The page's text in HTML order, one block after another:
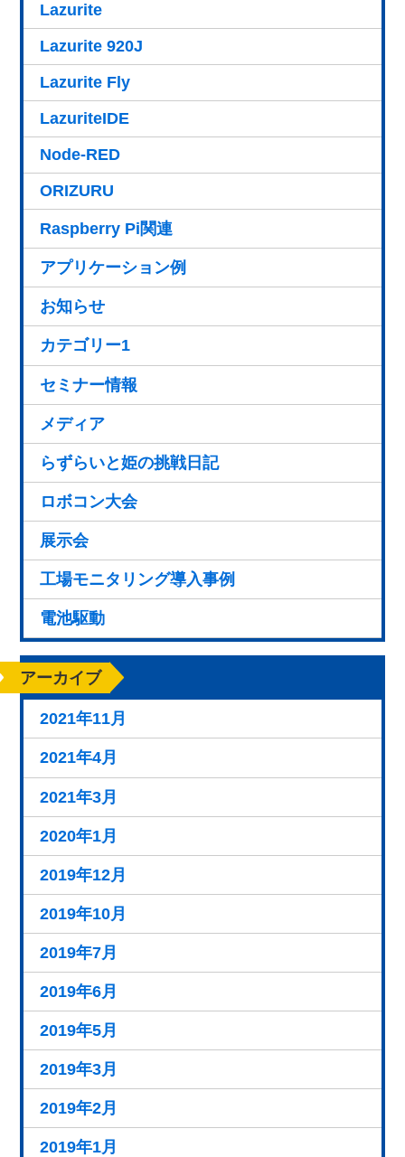
Lazurite
Lazurite 920J
Lazurite Fly
LazuriteIDE
Node-RED
ORIZURU
Raspberry Pi関連
アプリケーション例
お知らせ
カテゴリー1
セミナー情報
メディア
らずらいと姫の挑戦日記
ロボコン大会
展示会
工場モニタリング導入事例
電池駆動
アーカイブ
2021年11月
2021年4月
2021年3月
2020年1月
2019年12月
2019年10月
2019年7月
2019年6月
2019年5月
2019年3月
2019年2月
2019年1月